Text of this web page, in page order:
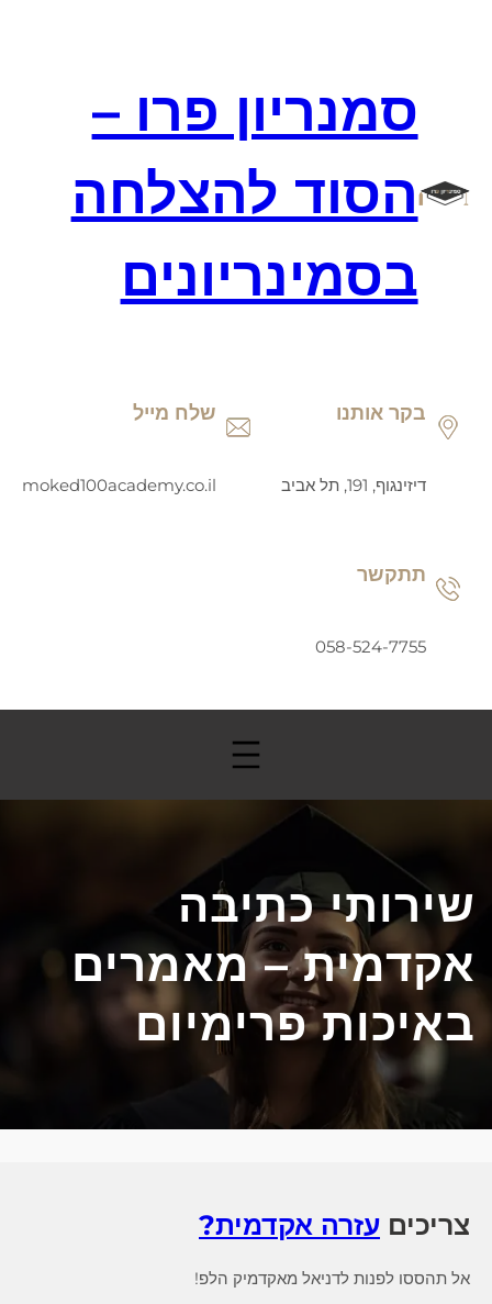
סמנריון פרו –
הסוד להצלחה
בסמינריונים
בקר אותנו
דיזינגוף, 191, תל אביב
שלח מייל
moked100academy.co.il
תתקשר
058-524-7755
שירותי כתיבה
אקדמית – מאמרים
באיכות פרימיום
צריכים עזרה אקדמית?
אל תהססו לפנות לדניאל מאקדמיק הלפ!